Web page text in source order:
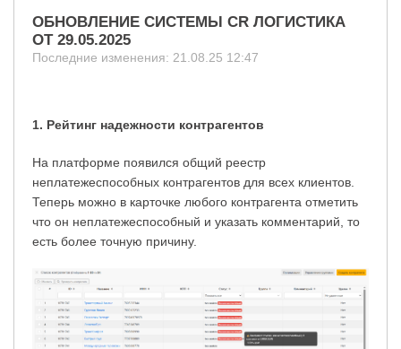
ОБНОВЛЕНИЕ СИСТЕМЫ CR ЛОГИСТИКА
ОТ 29.05.2025
Последние изменения: 21.08.25 12:47
1. Рейтинг надежности контрагентов
На платформе появился общий реестр
неплатежеспособных контрагентов для всех клиентов.
Теперь можно в карточке любого контрагента отметить
что он неплатежеспособный и указать комментарий, то
есть более точную причину.